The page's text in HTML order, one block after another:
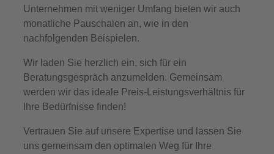
Unternehmen mit weniger Umfang bieten wir auch
monatliche Pauschalen an, wie in den
nachfolgenden Beispielen.
Wir laden Sie herzlich ein, sich für ein
Beratungsgespräch anzumelden. Gemeinsam
werden wir das ideale Preis-Leistungsverhältnis für
Ihre Bedürfnisse finden!
Vertrauen Sie auf unsere Expertise und lassen Sie
uns gemeinsam den optimalen Weg für Ihre